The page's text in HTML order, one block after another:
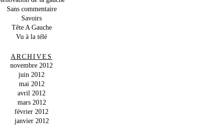
Sans commentaire
Savoirs
Tête A Gauche
Vu à la télé
ARCHIVES
novembre 2012
juin 2012
mai 2012
avril 2012
mars 2012
février 2012
janvier 2012